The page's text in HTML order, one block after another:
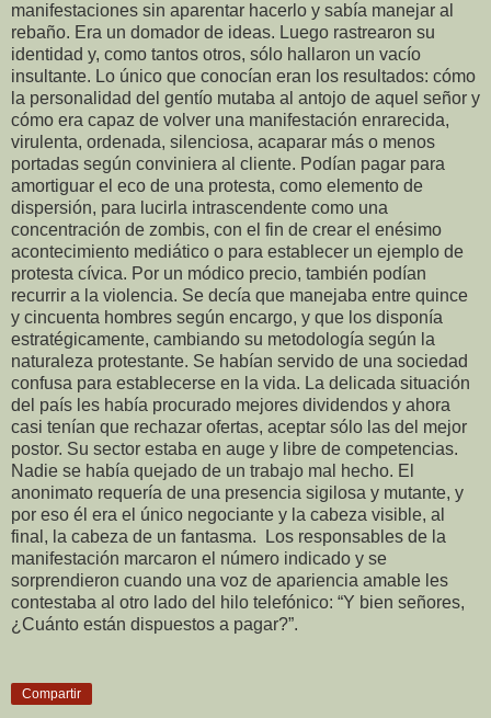
manifestaciones sin aparentar hacerlo y sabía manejar al
rebaño. Era un domador de ideas. Luego rastrearon su
identidad y, como tantos otros, sólo hallaron un vacío
insultante. Lo único que conocían eran los resultados: cómo
la personalidad del gentío mutaba al antojo de aquel señor y
cómo era capaz de volver una manifestación enrarecida,
virulenta, ordenada, silenciosa, acaparar más o menos
portadas según conviniera al cliente. Podían pagar para
amortiguar el eco de una protesta, como elemento de
dispersión, para lucirla intrascendente como una
concentración de zombis, con el fin de crear el enésimo
acontecimiento mediático o para establecer un ejemplo de
protesta cívica. Por un módico precio, también podían
recurrir a la violencia. Se decía que manejaba entre quince
y cincuenta hombres según encargo, y que los disponía
estratégicamente, cambiando su metodología según la
naturaleza protestante. Se habían servido de una sociedad
confusa para establecerse en la vida. La delicada situación
del país les había procurado mejores dividendos y ahora
casi tenían que rechazar ofertas, aceptar sólo las del mejor
postor. Su sector estaba en auge y libre de competencias.
Nadie se había quejado de un trabajo mal hecho. El
anonimato requería de una presencia sigilosa y mutante, y
por eso él era el único negociante y la cabeza visible, al
final, la cabeza de un fantasma.
Los responsables de la
manifestación marcaron el número indicado y se
sorprendieron cuando una voz de apariencia amable les
contestaba al otro lado del hilo telefónico: “Y bien señores,
¿Cuánto están dispuestos a pagar?”.
Compartir